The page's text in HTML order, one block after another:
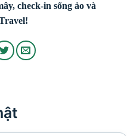
check-in sống ảo và